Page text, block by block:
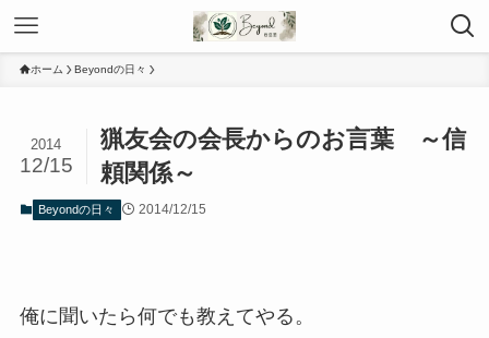
ホーム Beyondの日々
猟友会の会長からのお言葉 ～信
頼関係～
2014
12/15
Beyondの日々 2014/12/15
俺に聞いたら何でも教えてやる。